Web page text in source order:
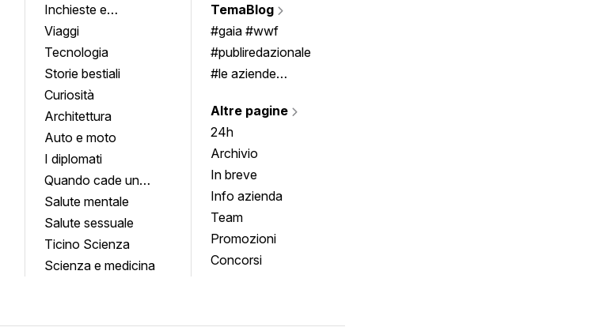
Inchieste e
approfondimenti
Viaggi
Tecnologia
Storie bestiali
Curiosità
Architettura
Auto e moto
I diplomati
Quando cade un
quadro
Salute mentale
Salute sessuale
Ticino Scienza
Scienza e medicina
TemaBlog
#gaia #wwf
#publiredazionale
#le aziende
Altre pagine
24h
Archivio
In breve
Info azienda
Team
Promozioni
Concorsi